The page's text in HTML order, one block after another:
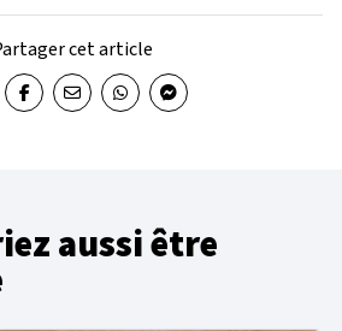
cet article
sur LinkedIn
Partager sur Facebook
Partager par email
Partager sur WhatsApp
Partager sur Messenger
aussi être